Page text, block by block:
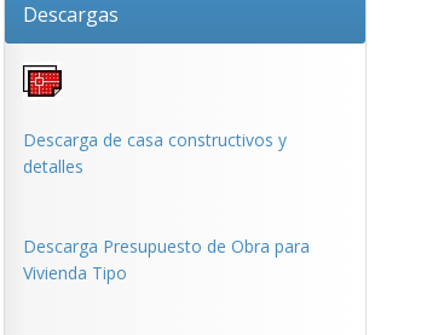
Descargas
Descarga de casa constructivos y
detalles
Descarga Presupuesto de Obra para
Vivienda Tipo